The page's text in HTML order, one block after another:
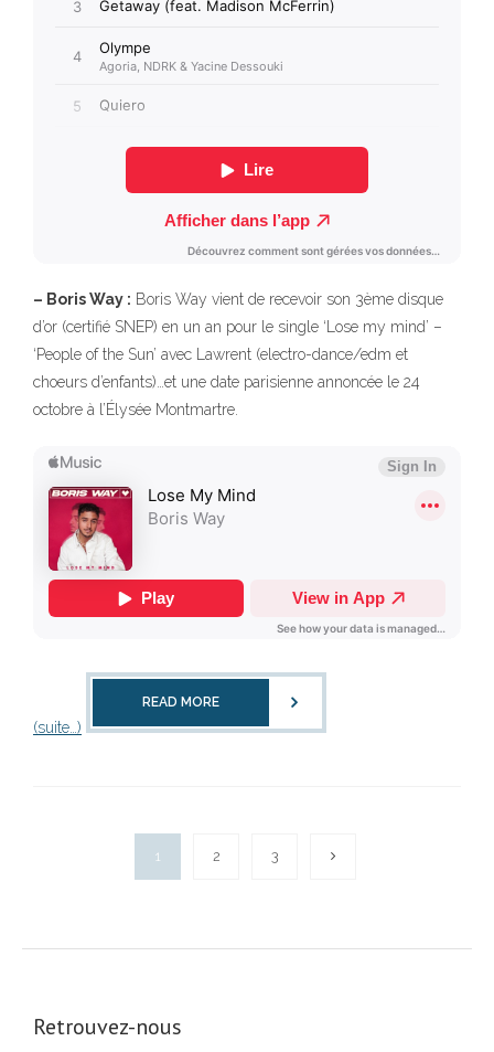
– Boris Way : Boris Way vient de recevoir son 3ème disque
d’or (certifié SNEP) en un an pour le single ‘Lose my mind’ –
‘People of the Sun’ avec Lawrent (electro-dance/edm et
choeurs d’enfants)…et une date parisienne annoncée le 24
octobre à l’Élysée Montmartre.
(suite…)
READ MORE
1 2 3
Retrouvez-nous